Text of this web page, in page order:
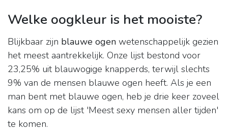
Welke oogkleur is het mooiste?
Blijkbaar zijn blauwe ogen wetenschappelijk gezien
het meest aantrekkelijk. Onze lijst bestond voor
23,25% uit blauwogige knapperds, terwijl slechts
9% van de mensen blauwe ogen heeft. Als je een
man bent met blauwe ogen, heb je drie keer zoveel
kans om op de lijst 'Meest sexy mensen aller tijden'
te komen.